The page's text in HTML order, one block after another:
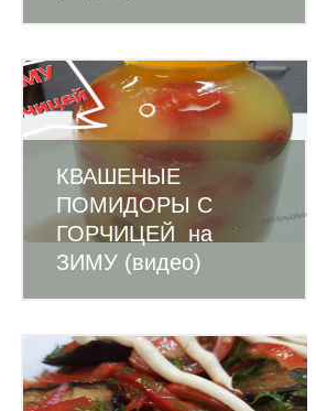
КВАШЕНЫЕ
ПОМИДОРЫ С
ГОРЧИЦЕЙ на
ЗИМУ (видео)